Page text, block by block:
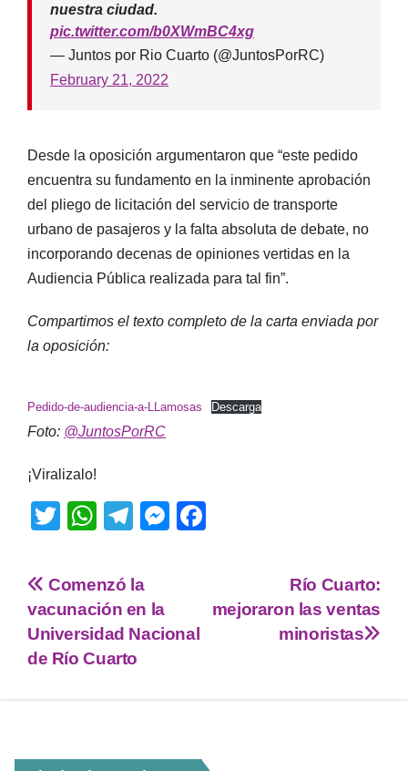
nuestra ciudad.
pic.twitter.com/b0XWmBC4xg
— Juntos por Rio Cuarto (@JuntosPorRC)
February 21, 2022
Desde la oposición argumentaron que “este pedido
encuentra su fundamento en la inminente aprobación
del pliego de licitación del servicio de transporte
urbano de pasajeros y la falta absoluta de debate, no
incorporando decenas de opiniones vertidas en la
Audiencia Pública realizada para tal fin”.
Compartimos el texto completo de la carta enviada por
la oposición:
Pedido-de-audiencia-a-LLamosas Descarga
Foto: @JuntosPorRC
¡Viralizalo!
T
tt
er
W
at
s
A
p
T
e
gr
a
m
M
n
e
Río Cuarto:
mejoraron las ventas
minoristas
Comenzó la
vacunación en la
Universidad Nacional
de Río Cuarto